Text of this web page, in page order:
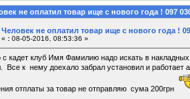
не оплатил товар ище с нового года ! 097
Человек не оплатил товар ище с нового года !
« :08-05-2016, 08:53:36 »
с кадет клуб Имя Фамилию надо искать в
Все к нему доехало забрал установил и работает
отплаты за товар не отправляю сума 200грн